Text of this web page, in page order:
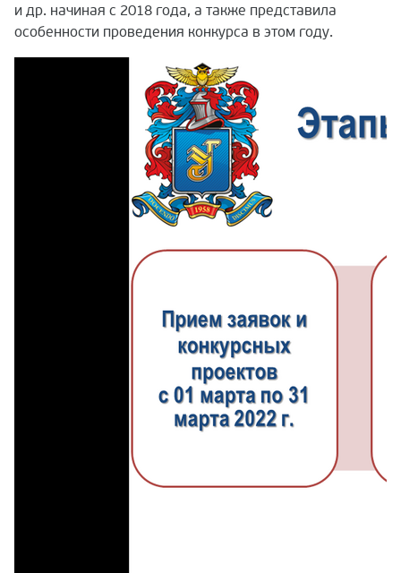
и др. начиная с 2018 года, а также представила
особенности проведения конкурса в этом году.